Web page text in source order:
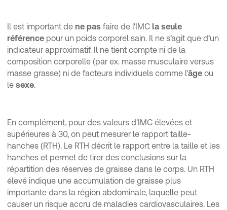
Il est important de ne pas faire de l'IMC la seule
référence pour un poids corporel sain. Il ne s’agit que d‘un
indicateur approximatif. Il ne tient compte ni de la
composition corporelle (par ex. masse musculaire versus
masse grasse) ni de facteurs individuels comme l'âge ou
le sexe.
En complément, pour des valeurs d'IMC élevées et
supérieures à 30, on peut mesurer le rapport taille-
hanches (RTH). Le RTH décrit le rapport entre la taille et les
hanches et permet de tirer des conclusions sur la
répartition des réserves de graisse dans le corps. Un RTH
élevé indique une accumulation de graisse plus
importante dans la région abdominale, laquelle peut
causer un risque accru de maladies cardiovasculaires. Les